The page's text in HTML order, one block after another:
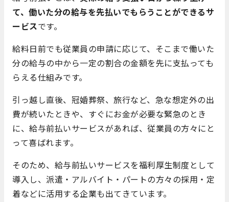
て、働いた分の給与を先払いでもらうことができるサ
ービスです。
給料日前でも従業員の申請に応じて、そこまで働いた
分の給与の中から一定の割合の金額を先に支払っても
らえる仕組みです。
引っ越し直後、冠婚葬祭、旅行など、急な想定外の出
費が続いたときや、すぐにお金が必要な緊急のとき
に、給与前払いサービスがあれば、従業員の方々にと
って喜ばれます。
そのため、給与前払いサービスを福利厚生制度として
導入し、派遣・アルバイト・パートの方々の採用・定
着などに活用する企業も出てきています。